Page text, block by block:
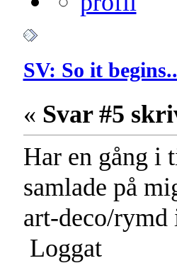
SV: So it
« Svar #5
Har en gång i
samlade på
art-deco/rymd
Loggat